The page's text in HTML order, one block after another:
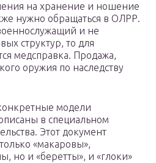
на хранение и ношение
нужно обращаться в ОЛРР.
и не
структур, то для
медсправка. Продажа,
оружия по наследству
модели
в специальном
Этот документ
«макаровы»,
но и «беретты», и «глоки»